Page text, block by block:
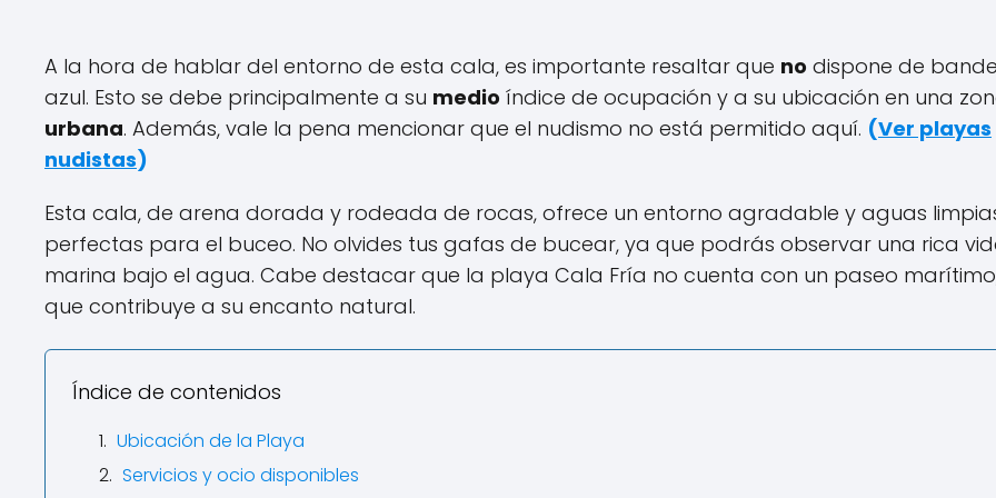
A la hora de hablar del entorno de esta cala, es importante resaltar que no dispone de
azul. Esto se debe principalmente a su medio índice de ocupación y a su ubicación en una
urbana. Además, vale la pena mencionar que el nudismo no está permitido aquí. (Ver playas
nudistas)
Esta cala, de arena dorada y rodeada de rocas, ofrece un entorno agradable y aguas
perfectas para el buceo. No olvides tus gafas de bucear, ya que podrás observar una rica
marina bajo el agua. Cabe destacar que la playa Cala Fría no cuenta con un paseo
que contribuye a su encanto natural.
Índice de contenidos
Ubicación de la Playa
Servicios y ocio disponibles